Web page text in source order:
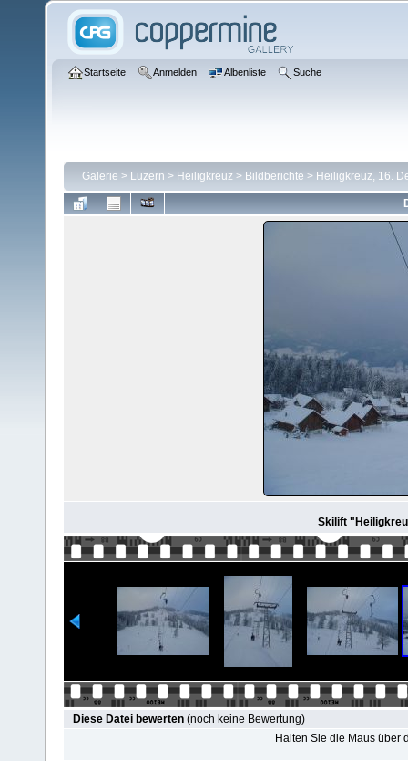
Startseite Anmelden Albenliste Suche
Galerie > Luzern > Heiligkreuz > Bildberichte > Heiligkreuz, 16.
Skilift
Diese Datei bewerten (noch keine Bewertung)
Halten Sie die Maus über